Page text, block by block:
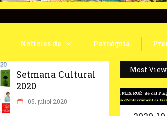
Notícies de Parròquia
Setmana Cultural
2020
05. juliol 2020
Most